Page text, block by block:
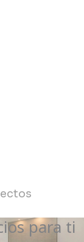
para ti